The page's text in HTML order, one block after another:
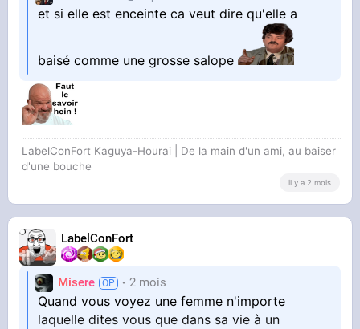
et si elle est enceinte ca veut dire qu'elle a
baisé comme une grosse salope
LabelConFort Kaguya-Hourai | De la main d'un ami, au baiser
d'une bouche
il y a 2 mois
LabelConFort
Misere 2 mois
Quand vous voyez une femme n'importe
laquelle dites vous que dans sa vie à un